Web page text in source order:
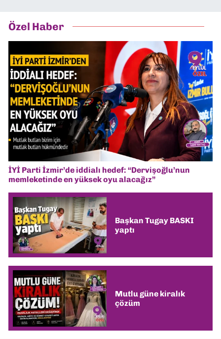
Özel Haber
İYİ Parti İzmir’de iddialı hedef: “Dervişoğlu’nun
memleketinde en yüksek oyu alacağız”
Başkan Tugay BASKI
yaptı
Mutlu güne kiralık
çözüm